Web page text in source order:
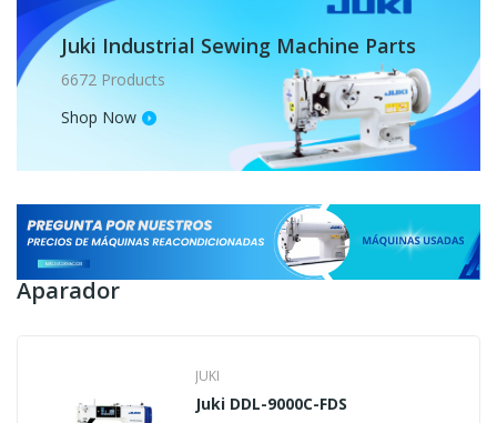
Juki Industrial Sewing Machine Parts
6672 Products
Shop Now
Aparador
JUKI
Juki DDL-9000C-FDS